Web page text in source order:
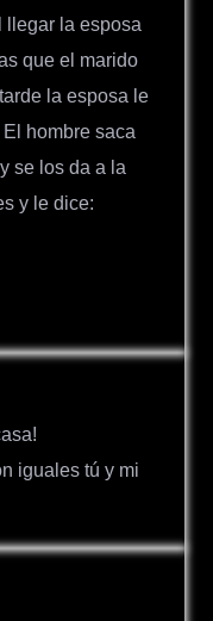
llegar la esposa
que el marido
la esposa le
hombre saca
se los da a la
y le dice:
iguales tú y mi